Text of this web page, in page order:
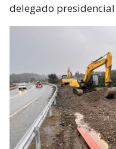
delegado